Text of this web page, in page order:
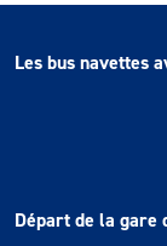
Les bus navettes
Départ de la gare